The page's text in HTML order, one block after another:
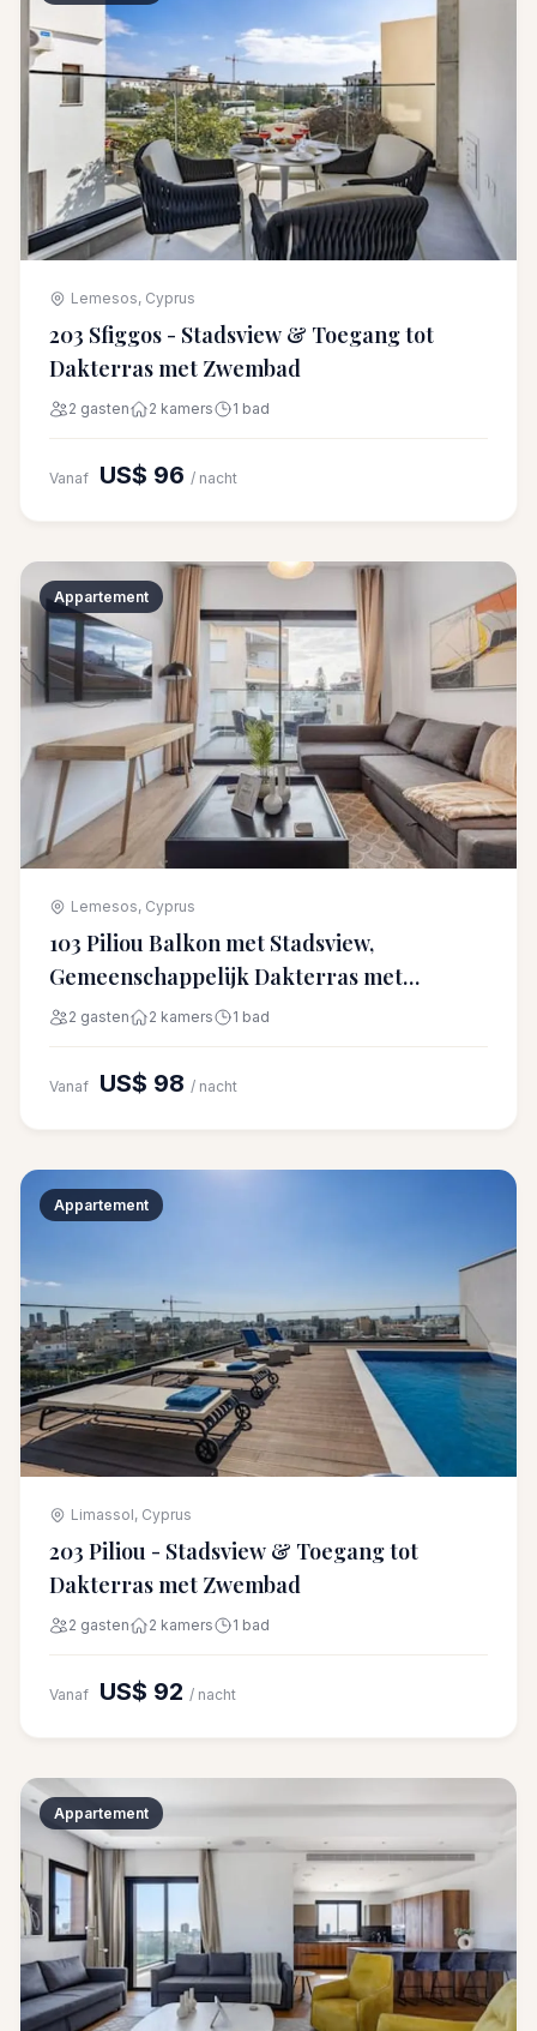
Lemesos, Cyprus
203 Sfiggos - Stadsview & Toegang tot
Dakterras met Zwembad
2 gasten 2 kamers 1 bad
Vanaf US$ 96 / nacht
Appartement
Lemesos, Cyprus
103 Piliou Balkon met Stadsview,
Gemeenschappelijk Dakterras met
Zwembad
2 gasten 2 kamers 1 bad
Vanaf US$ 98 / nacht
Appartement
Limassol, Cyprus
203 Piliou - Stadsview & Toegang tot
Dakterras met Zwembad
2 gasten 2 kamers 1 bad
Vanaf US$ 92 / nacht
Appartement